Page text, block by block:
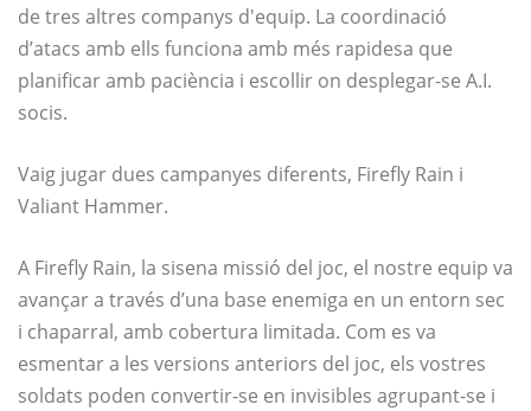
de tres altres companys d'equip. La coordinació
d’atacs amb ells funciona amb més rapidesa que
planificar amb paciència i escollir on desplegar-se A.I.
socis.
Vaig jugar dues campanyes diferents, Firefly Rain i
Valiant Hammer.
A Firefly Rain, la sisena missió del joc, el nostre equip va
avançar a través d’una base enemiga en un entorn sec
i chaparral, amb cobertura limitada. Com es va
esmentar a les versions anteriors del joc, els vostres
soldats poden convertir-se en invisibles agrupant-se i